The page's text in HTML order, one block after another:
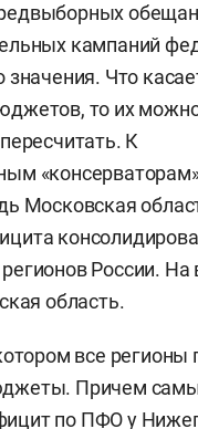
кампаний
значения. Что
то их
К
Московская
России. На
область.
все регионы
Причем
по ПФО у